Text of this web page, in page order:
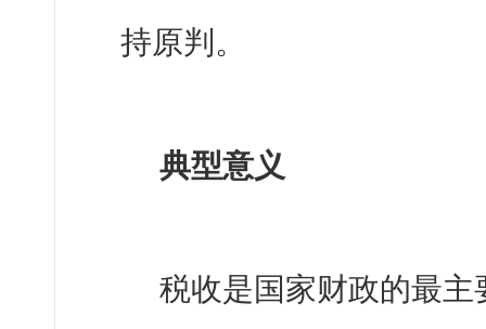
持原判。
典型意义
税收是国家财政的最